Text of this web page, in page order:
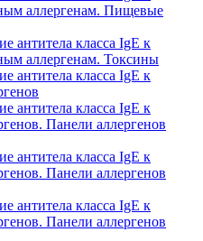
аллергенам. Пищевые
антитела класса IgE к
аллергенам. Токсины
антитела класса IgE к
антитела класса IgE к
Панели аллергенов
антитела класса IgE к
Панели аллергенов
антитела класса IgE к
Панели аллергенов